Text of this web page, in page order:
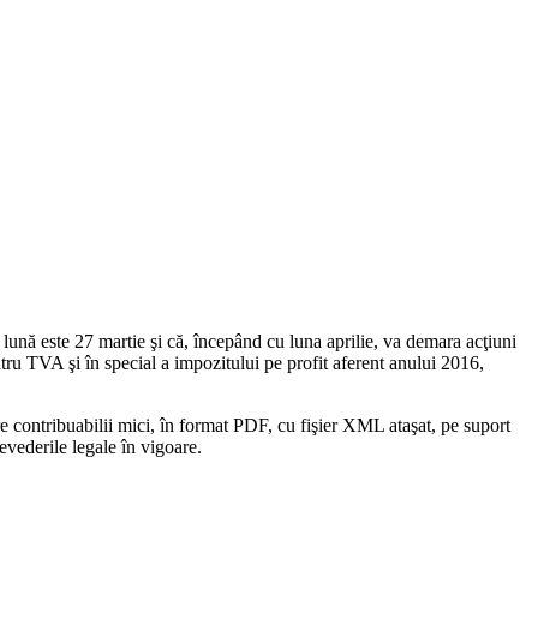
este 27 martie şi că, începând cu luna aprilie, va demara acţiuni
TVA şi în special a impozitului pe profit aferent anului 2016,
contribuabilii mici, în format PDF, cu fişier XML ataşat, pe suport
legale în vigoare.